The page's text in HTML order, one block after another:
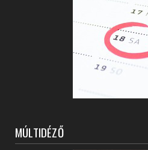
MÚLTIDÉZŐ